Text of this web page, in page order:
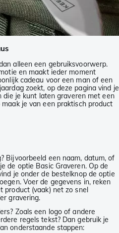
alleen een gebruiksvoorwerp.
en maakt ieder moment
cadeau voor een man of een
zoekt, op deze pagina vind je
die je kunt laten graveren met een
je van een praktisch product
Bijvoorbeeld een naam, datum, of
de optie Basic Graveren. Op de
je onder de bestelknop de optie
Voer de gegevens in, reken
product (vaak) net zo snel
gravering.
Zoals een logo of andere
regels tekst? Dan gebruik je
onderstaande stappen: